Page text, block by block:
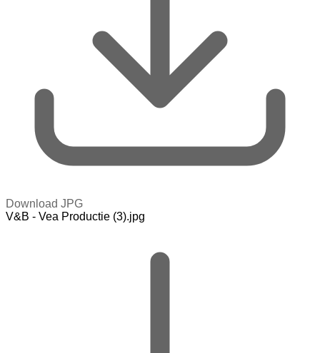
Download JPG
V&B - Vea Productie (3).jpg